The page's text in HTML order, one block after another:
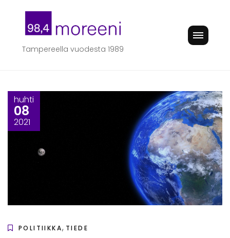
content
Tampereella vuodesta 1989
huhti
08
2021
POLITIIKKA, TIEDE